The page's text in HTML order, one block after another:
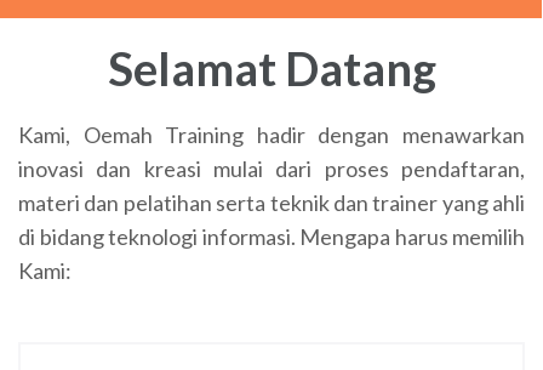
Selamat Datang
Kami, Oemah Training hadir dengan menawarkan
inovasi dan kreasi mulai dari proses pendaftaran,
materi dan pelatihan serta teknik dan trainer yang ahli
di bidang teknologi informasi. Mengapa harus memilih
Kami: